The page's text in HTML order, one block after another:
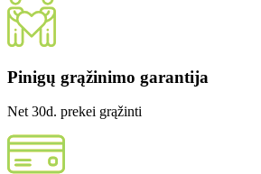
Pinigų grąžinimo garantija
Net 30d. prekei grąžinti